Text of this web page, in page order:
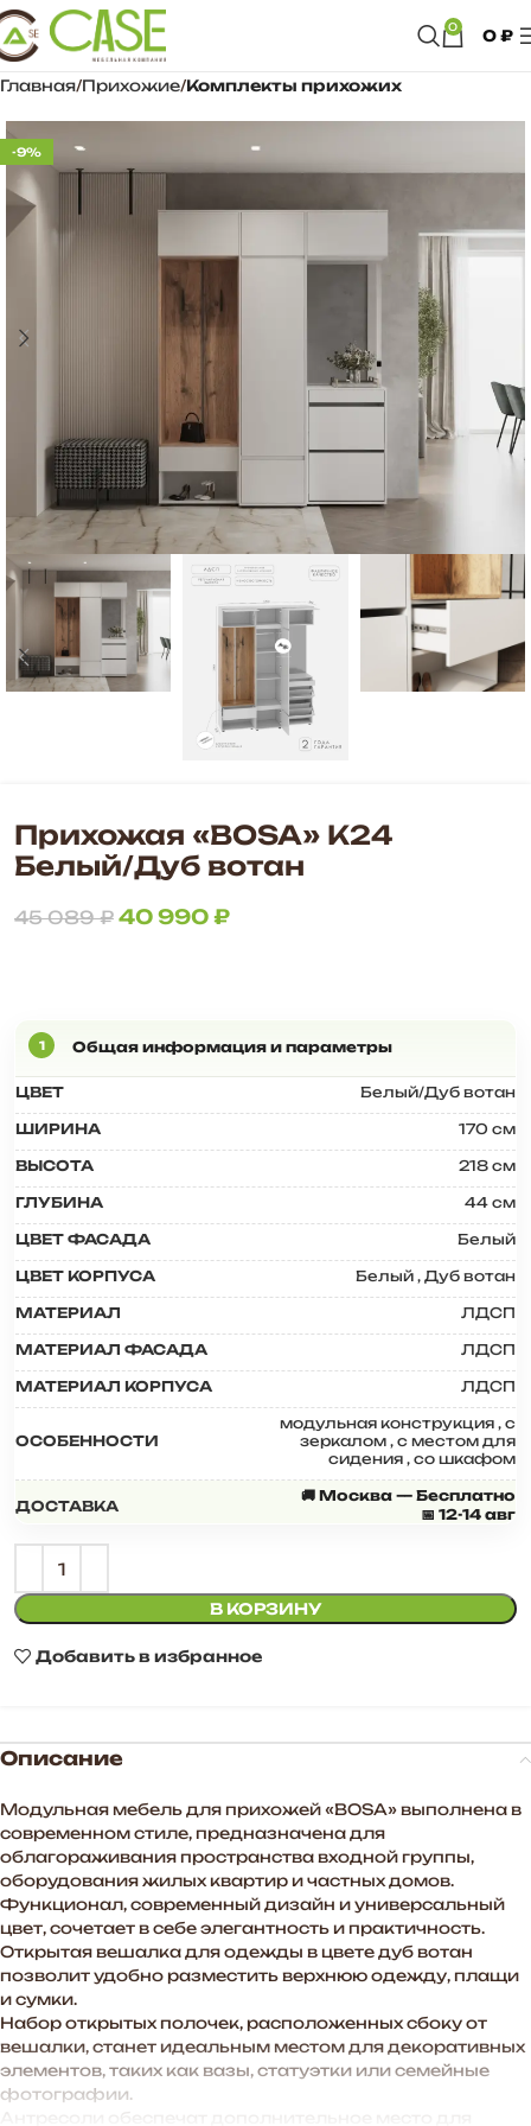
0 0₽
Главная Прихожие Комплекты прихожих
-9%
Прихожая «BOSA» К24
Белый/Дуб вотан
45 089₽ 40 990₽
ЦВЕТ Белый/Дуб вотан
ШИРИНА 170 см
ВЫСОТА 218 см
ГЛУБИНА 44 см
ЦВЕТ ФАСАДА Белый
ЦВЕТ КОРПУСА Белый , Дуб вотан
МАТЕРИАЛ ЛДСП
МАТЕРИАЛ ФАСАДА ЛДСП
МАТЕРИАЛ КОРПУСА ЛДСП
ОСОБЕННОСТИ
модульная конструкция , с
зеркалом , с местом для
сидения , со шкафом
ДОСТАВКА
🚚 Москва — Бесплатно
📅 12-14 авг
В КОРЗИНУ
Добавить в избранное
Описание
Модульная мебель для прихожей «BOSA» выполнена в
современном стиле, предназначена для
облагораживания пространства входной группы,
оборудования жилых квартир и частных домов.
Функционал, современный дизайн и универсальный
цвет, сочетает в себе элегантность и практичность.
Открытая вешалка для одежды в цвете дуб вотан
позволит удобно разместить верхнюю одежду, плащи
и сумки.
Набор открытых полочек, расположенных сбоку от
вешалки, станет идеальным местом для декоративных
элементов, таких как вазы, статуэтки или семейные
фотографии.